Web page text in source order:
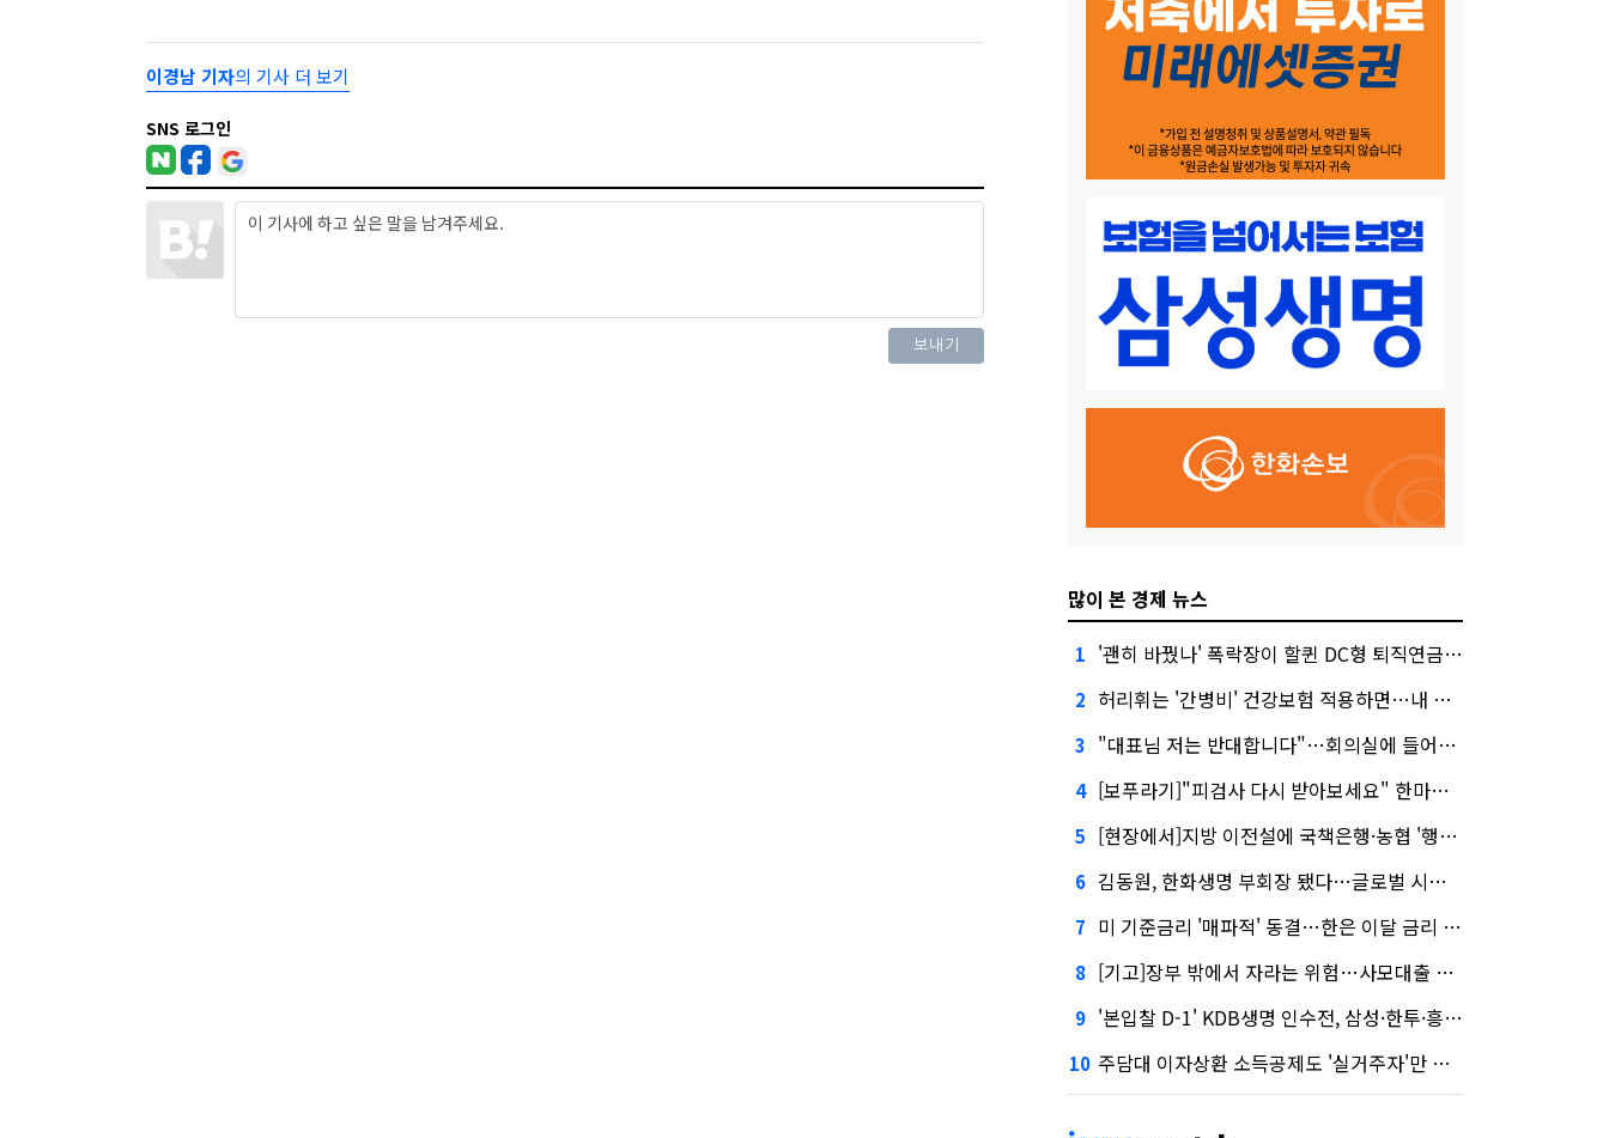
이경남 기자의 기사 더 보기
SNS 로그인
많이 본 경제 뉴스
1 '괜히 바꿨나' 폭락장이 할퀸 DC형 퇴직연금…전문가 조언은
2 허리휘는 '간병비' 건강보험 적용하면…내 간병보험은?
3 "대표님 저는 반대합니다"…회의실에 들어온 신한금융 AI
4 [보푸라기]"피검사 다시 받아보세요" 한마디에 보험금 못 받을 뻔?
5 [현장에서]지방 이전설에 국책은행·농협 '행동파'…금감원 '신중모드'
6 김동원, 한화생명 부회장 됐다…글로벌 시너지 기대감
7 미 기준금리 '매파적' 동결…한은 이달 금리 향방은?
8 [기고]장부 밖에서 자라는 위험…사모대출 시장과 AI
9 '본입찰 D-1' KDB생명 인수전, 삼성·한투·흥국 셈법은?
10 주담대 이자상환 소득공제도 '실거주자'만 가능